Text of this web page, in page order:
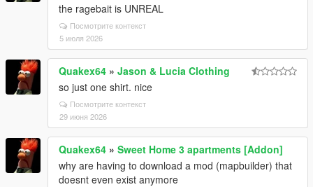
the ragebait is UNREAL
Посмотрите контекст
5 июля 2026
Quakex64 » Jason & Lucia Clothing
so just one shirt. nice
Посмотрите контекст
29 июня 2026
Quakex64 » Sweet Home 3 apartments [Addon]
why are having to download a mod (mapbuilder) that
doesnt even exist anymore